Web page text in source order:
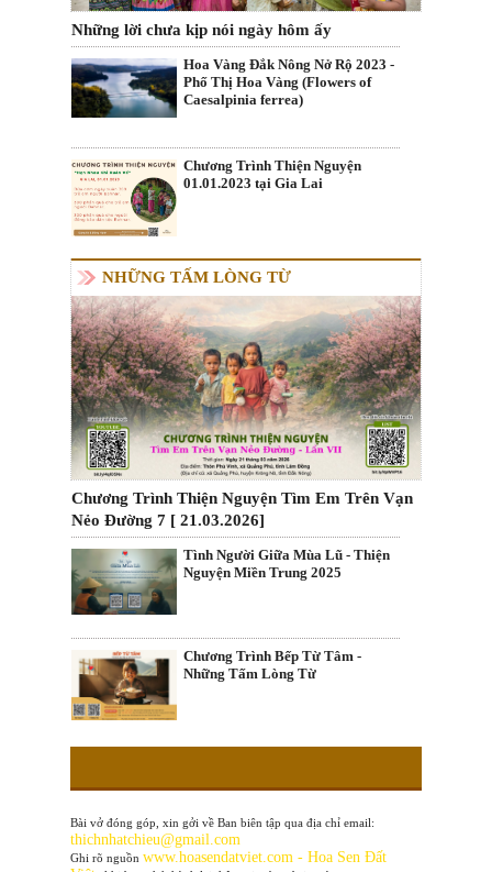
Những lời chưa kịp nói ngày hôm ấy
Hoa Vàng Đắk Nông Nở Rộ 2023 -
Phố Thị Hoa Vàng (Flowers of
Caesalpinia ferrea)
Chương Trình Thiện Nguyện
01.01.2023 tại Gia Lai
NHỮNG TẤM LÒNG TỪ
Chương Trình Thiện Nguyện Tìm Em Trên Vạn
Nẻo Đường 7 [ 21.03.2026]
Tình Người Giữa Mùa Lũ - Thiện
Nguyện Miền Trung 2025
Chương Trình Bếp Từ Tâm -
Những Tấm Lòng Từ
Bài vở đóng góp, xin gởi về Ban biên tập qua địa chỉ email:
thichnhatchieu@gmail.com
Ghi rõ nguồn www.hoasendatviet.com - Hoa Sen Đất